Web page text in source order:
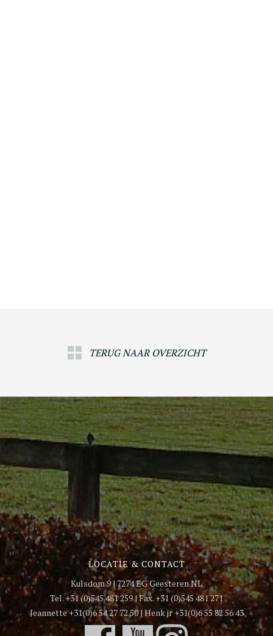
TERUG NAAR OVERZICHT
LOCATIE & CONTACT
Kulsdom 9 | 7274 EG Geesteren NL
Tel. +31 (0)545 481 259 | Fax. +31 (0)545 481 271
Jeannette +31(0)6 54 27 72 50 | Henk jr +31(0)6 55 82 56 43